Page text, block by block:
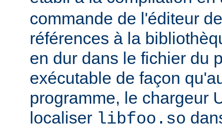
commande de l'éditeur
références à la
en dur dans le fichier du
exécutable de façon
programme, le chargeur
localiser libfoo.so